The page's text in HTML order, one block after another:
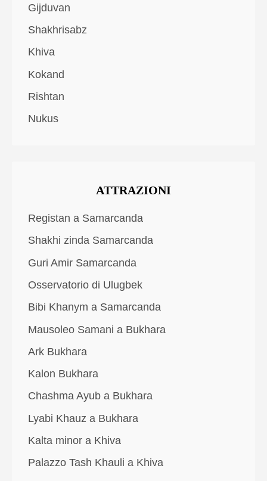
Gijduvan
Shakhrisabz
Khiva
Kokand
Rishtan
Nukus
ATTRAZIONI
Registan a Samarcanda
Shakhi zinda Samarcanda
Guri Amir Samarcanda
Osservatorio di Ulugbek
Bibi Khanym a Samarcanda
Mausoleo Samani a Bukhara
Ark Bukhara
Kalon Bukhara
Chashma Ayub a Bukhara
Lyabi Khauz a Bukhara
Kalta minor a Khiva
Palazzo Tash Khauli a Khiva